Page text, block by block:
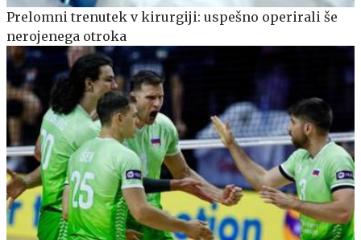
Prelomni trenutek v kirurgiji: uspešno operirali še
nerojenega otroka